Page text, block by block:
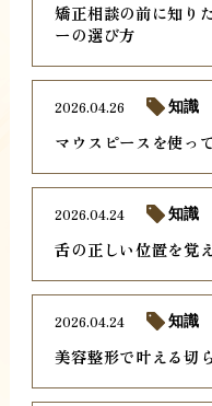
矯正相談の前に知り
ーの選び方
マウスピースを使っ
2026.04.26 知識
舌の正しい位置を覚
2026.04.24 知識
美容整形で叶える切
2026.04.24 知識